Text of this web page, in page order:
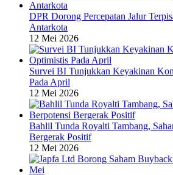
DPR Dorong Percepatan Jalur
Antarkota
12 Mei 2026
Survei BI Tunjukkan Keyakinan
Pada April
12 Mei 2026
Bahlil Tunda Royalti Tambang,
Bergerak Positif
12 Mei 2026